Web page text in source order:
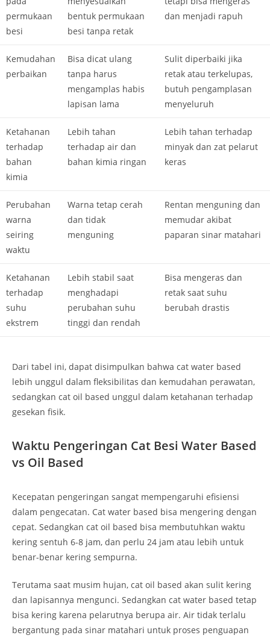
permukaan
besi
bentuk permukaan
besi tanpa retak
dan menjadi rapuh
Kemudahan
perbaikan
Bisa dicat ulang
tanpa harus
mengamplas habis
lapisan lama
Sulit diperbaiki jika
retak atau terkelupas,
butuh pengamplasan
menyeluruh
Ketahanan
terhadap
bahan
kimia
Lebih tahan
terhadap air dan
bahan kimia ringan
Lebih tahan terhadap
minyak dan zat pelarut
keras
Perubahan
warna
seiring
waktu
Warna tetap cerah
dan tidak
menguning
Rentan menguning dan
memudar akibat
paparan sinar matahari
Ketahanan
terhadap
suhu
ekstrem
Lebih stabil saat
menghadapi
perubahan suhu
tinggi dan rendah
Bisa mengeras dan
retak saat suhu
berubah drastis
Dari tabel ini, dapat disimpulkan bahwa cat water based
lebih unggul dalam fleksibilitas dan kemudahan perawatan,
sedangkan cat oil based unggul dalam ketahanan terhadap
gesekan fisik.
Waktu Pengeringan Cat Besi Water Based
vs Oil Based
Kecepatan pengeringan sangat mempengaruhi efisiensi
dalam pengecatan. Cat water based bisa mengering dengan
cepat. Sedangkan cat oil based bisa membutuhkan waktu
kering sentuh 6-8 jam, dan perlu 24 jam atau lebih untuk
benar-benar kering sempurna.
Terutama saat musim hujan, cat oil based akan sulit kering
dan lapisannya mengunci. Sedangkan cat water based tetap
bisa kering karena pelarutnya berupa air. Air tidak terlalu
bergantung pada sinar matahari untuk proses penguapan